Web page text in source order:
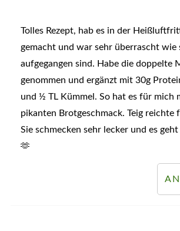
Tolles Rezept, hab es in der
gemacht und war sehr überrascht wie
aufgegangen sind. Habe die doppelte
genommen und ergänzt mit 30g
und ½ TL Kümmel. So hat es für mich
pikanten Brotgeschmack. Teig reichte
Sie schmecken sehr lecker und es
🫶